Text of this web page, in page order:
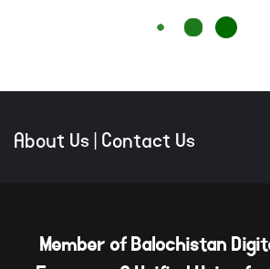
About Us|Contact Us
Member of Balochistan